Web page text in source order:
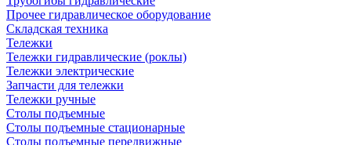
Прочее гидравлическое оборудование
Складская техника
Тележки
Тележки гидравлические (роклы)
Тележки электрические
Запчасти для тележки
Тележки ручные
Столы подъемные
Столы подъемные стационарные
Столы подъемные передвижные